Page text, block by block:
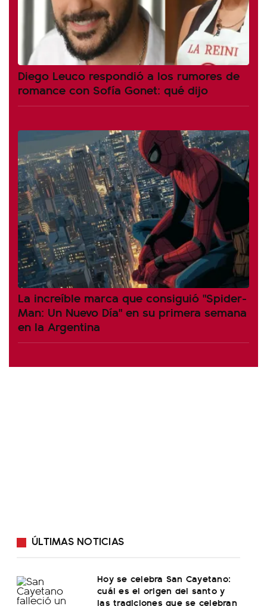
Diego Leuco respondió a los rumores de
romance con Sofía Gonet: qué dijo
La increíble marca que consiguió "Spider-
Man: Un Nuevo Día" en su primera semana
en la Argentina
ÚLTIMAS NOTICIAS
Hoy se celebra San Cayetano:
cuál es el origen del santo y
las tradiciones que se celebran